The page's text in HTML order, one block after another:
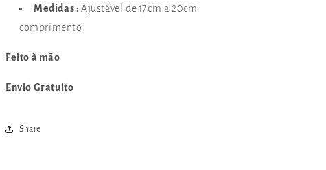
Medidas : Ajustável de17cm a 20cm
comprimento
Feito à mão
Envio Gratuito
Share